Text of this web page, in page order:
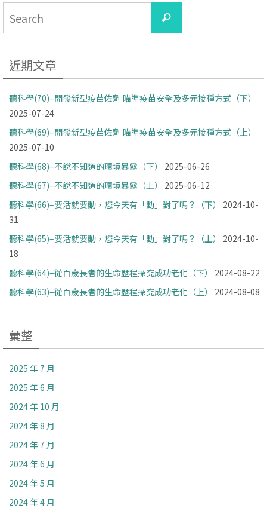
Search
近期文章
聽科學(70)–開發新型疫苗佐劑 瞄準疫苗安全及多元接種方式（下）
2025-07-24
聽科學(69)–開發新型疫苗佐劑 瞄準疫苗安全及多元接種方式（上）
2025-07-10
聽科學(68)–不說不知道的環境暴露（下）
2025-06-26
聽科學(67)–不說不知道的環境暴露（上）
2025-06-12
聽科學(66)–要活就要動，您今天有「動」對了嗎？（下）
2024-10-
31
聽科學(65)–要活就要動，您今天有「動」對了嗎？（上）
2024-10-
18
聽科學(64)–從百歲長者的生命歷程探究成功老化（下）
2024-08-22
聽科學(63)–從百歲長者的生命歷程探究成功老化（上）
2024-08-08
彙整
2025 年 7 月
2025 年 6 月
2024 年 10 月
2024 年 8 月
2024 年 7 月
2024 年 6 月
2024 年 5 月
2024 年 4 月